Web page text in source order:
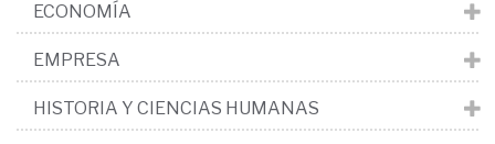
ECONOMÍA
EMPRESA
HISTORIA Y CIENCIAS HUMANAS